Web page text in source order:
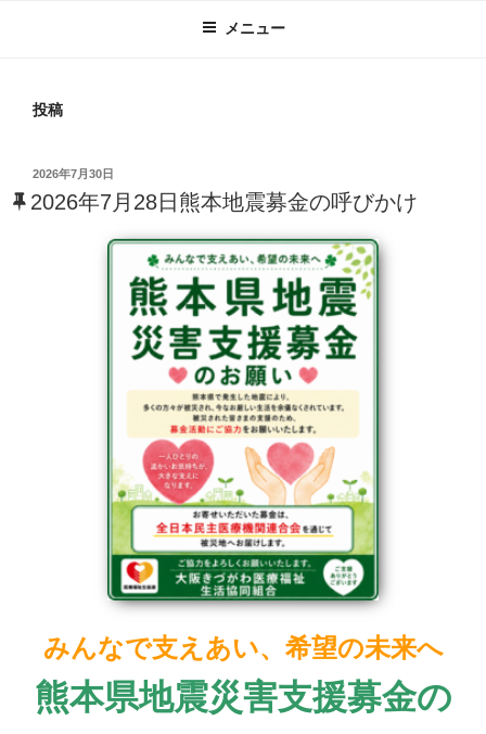
メニュー
投稿
投
稿
日:
2026年7月30日
2026年7月28日熊本地震募金の呼びかけ
みんなで支えあい、希望の未来へ
熊本県地震災害支援募金の